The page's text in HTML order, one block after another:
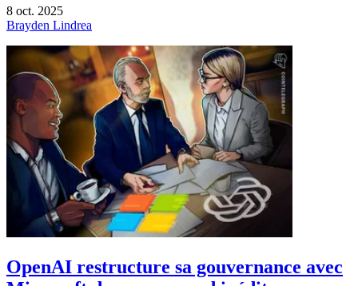
8 oct. 2025
Brayden Lindrea
OpenAI restructure sa gouvernance avec